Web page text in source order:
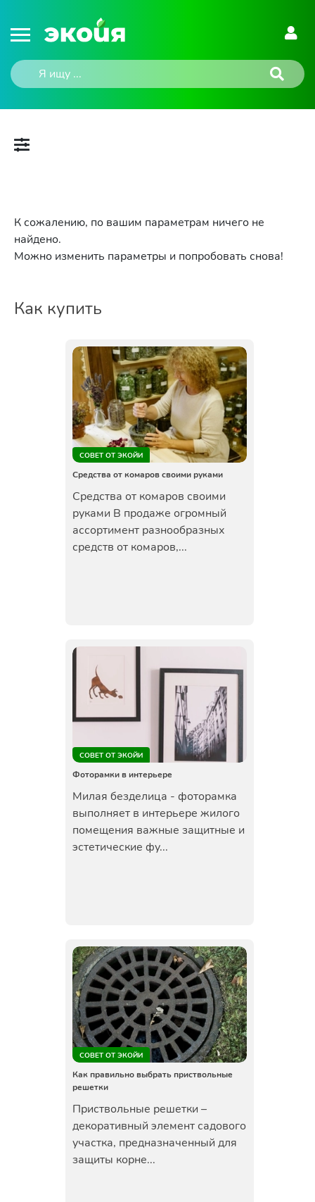
К сожалению, по вашим параметрам ничего не
найдено.
Можно изменить параметры и попробовать снова!
Как купить
СОВЕТ ОТ ЭКОЙИ
Средства от комаров своими руками
Средства от комаров своими
руками В продаже огромный
ассортимент разнообразных
средств от комаров,...
СОВЕТ ОТ ЭКОЙИ
Фоторамки в интерьере
Милая безделица - фоторамка
выполняет в интерьере жилого
помещения важные защитные и
эстетические фу...
СОВЕТ ОТ ЭКОЙИ
Как правильно выбрать приствольные
решетки
Приствольные решетки –
декоративный элемент садового
участка, предназначенный для
защиты корне...